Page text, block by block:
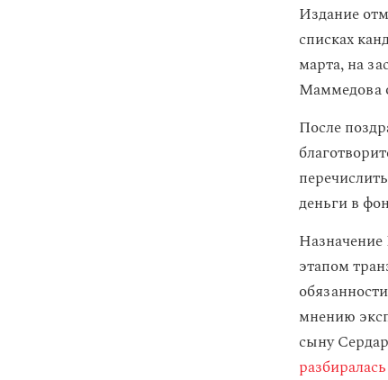
Издание
списках
марта, на
Маммедова
После
деньги в
этапом
мнению
сыну
разбиралась